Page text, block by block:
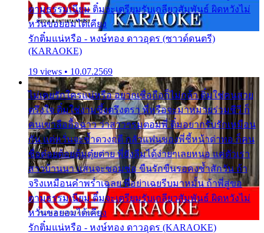
ตามธรรมเนียม ติ๋มจะเตรียมรับเกลียวสัมพันธ์ ผิดหวังไม่
หวั่นขอยอมได้เคียง
รักติ๋มแน่หรือ - หงษ์ทอง ดาวอุดร (ซาวด์ดนตรี)
(KARAOKE)
19 views • 10.07.2569
ไม่เคยรักใครแน่หรือ อยากเชื่อถือก็ไม่กล้า ติ๋มใช่คนสวย
ตรึงใจ ติ๋มใช่งามซึ้งตรึงตรา พี่หรือจะมาหมายร่วมชีวี ก็
คนเขาลืออื้อฉาว ว่าสาวๆรุมตอมพี่ ติ๋มอยากรับรักเหมือน
กัน แต่หวั่นจะช้ำดวงฤดี กลัวแฟนของพี่ชี้หน้าด่าทอ ก็คน
ชื่อต๋อยต้อยตุ้มตุ๋ยต่าย พี่ยังลืมได้ง่ายๆเลยหนอ แค่ตัวเรา
สาวบ้านนา แสนจะซอมซ่อ ขืนรักขืนรอคงช้ำสักวัน ถ้า
จริงเหมือนคำพร่ำเฉลย พี่อย่าเฉยรีบมาหมั้น ถ้าพี่สู่ขอ
ตามธรรมเนียม ติ๋มจะเตรียมรับเกลียวสัมพันธ์ ผิดหวังไม่
หวั่นขอยอมได้เคียง
รักติ๋มแน่หรือ - หงษ์ทอง ดาวอุดร (KARAOKE)